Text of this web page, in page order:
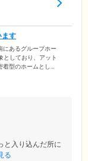
ます
にあるグループホー
としており、アット
着型のホームとし
近隣の医療機関
けます。
と入り込んだ所に
る